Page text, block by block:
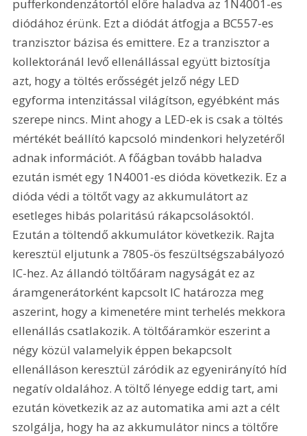
pufferkondenzátortól előre haladva az 1N4001-es
diódához érünk. Ezt a diódát átfogja a BC557-es
tranzisztor bázisa és emittere. Ez a tranzisztor a
kollektoránál levő ellenállással együtt biztosítja
azt, hogy a töltés erősségét jelző négy LED
egyforma intenzitással világítson, egyébként más
szerepe nincs. Mint ahogy a LED-ek is csak a töltés
mértékét beállító kapcsoló mindenkori helyzetéről
adnak információt. A főágban tovább haladva
ezután ismét egy 1N4001-es dióda következik. Ez a
dióda védi a töltőt vagy az akkumulátort az
esetleges hibás polaritású rákapcsolásoktól.
Ezután a töltendő akkumulátor következik. Rajta
keresztül eljutunk a 7805-ös feszültségszabályozó
IC-hez. Az állandó töltőáram nagyságát ez az
áramgenerátorként kapcsolt IC határozza meg
aszerint, hogy a kimenetére mint terhelés mekkora
ellenállás csatlakozik. A töltőáramkör eszerint a
négy közül valamelyik éppen bekapcsolt
ellenálláson keresztül záródik az egyenirányító híd
negatív oldalához. A töltő lényege eddig tart, ami
ezután következik az az automatika ami azt a célt
szolgálja, hogy ha az akkumulátor nincs a töltőre